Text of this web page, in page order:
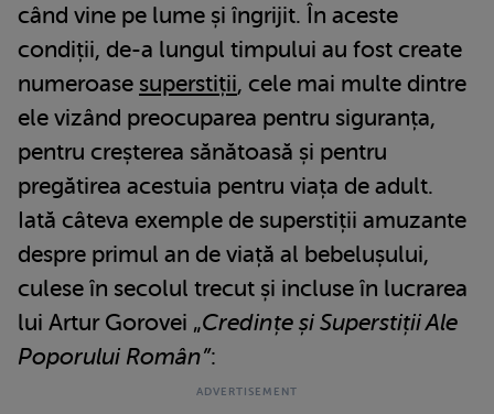
când vine pe lume și îngrijit. În aceste
condiții, de-a lungul timpului au fost create
numeroase superstiții, cele mai multe dintre
ele vizând preocuparea pentru siguranța,
pentru creșterea sănătoasă și pentru
pregătirea acestuia pentru viața de adult.
Iată câteva exemple de superstiții amuzante
despre primul an de viață al bebelușului,
culese în secolul trecut și incluse în lucrarea
lui Artur Gorovei „Credințe și Superstiții Ale
Poporului Român”: